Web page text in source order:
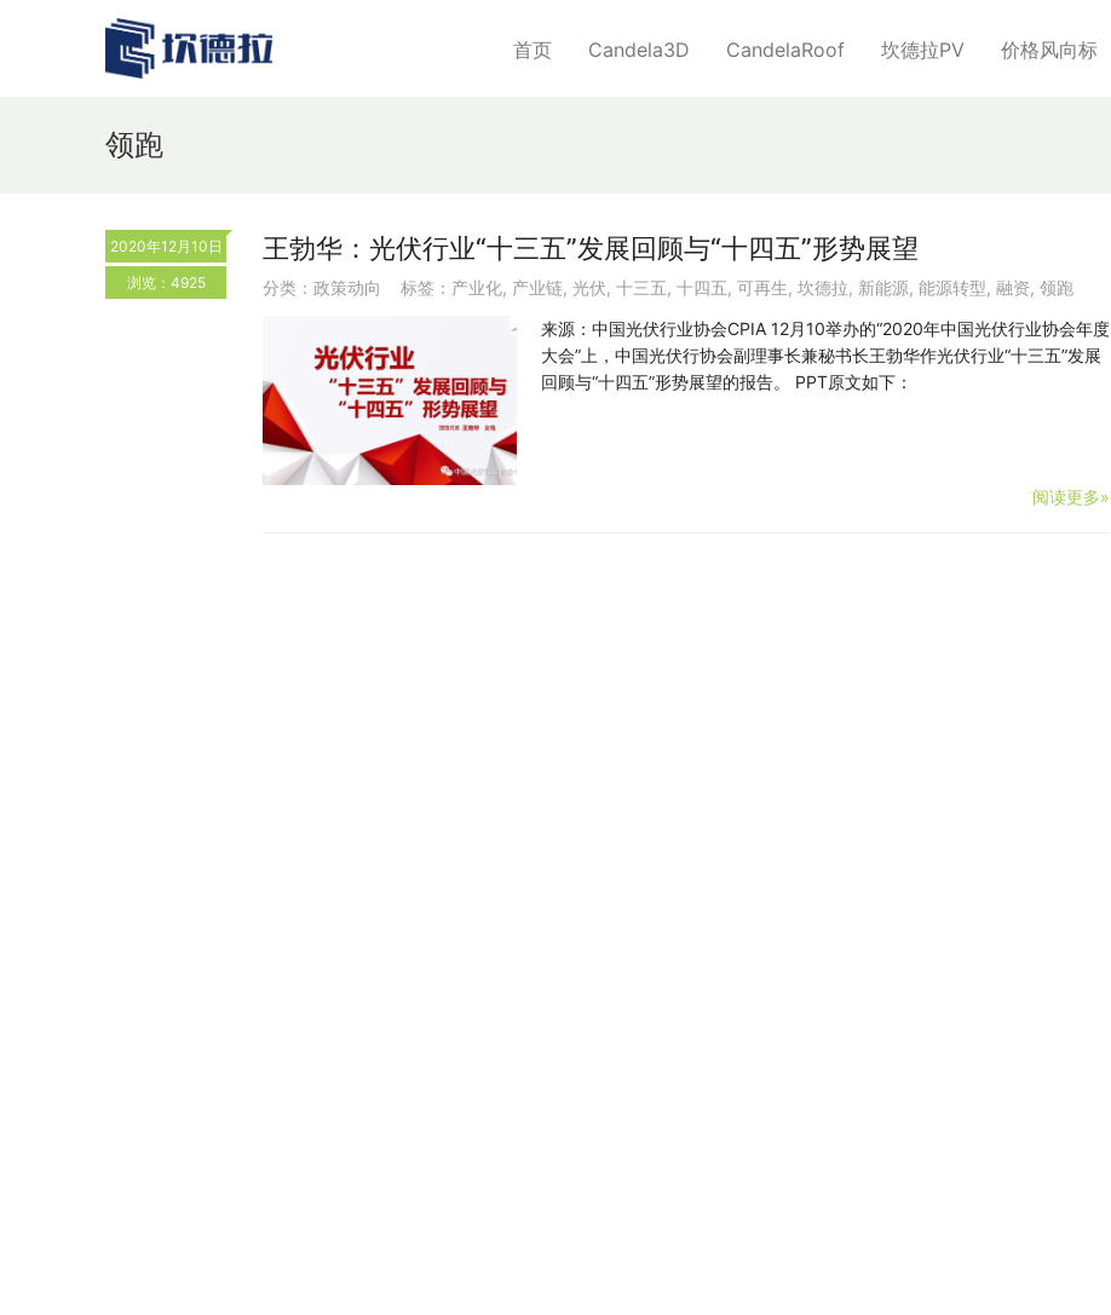
首页 Candela3D CandelaRoof 坎德拉PV 价格风向标
领跑
2020年12月10日
浏览：4925
王勃华：光伏行业“十三五”发展回顾与“十四五”形势展望
分类： 政策动向 标签： 产业化, 产业链, 光伏, 十三五, 十四五, 可再生, 坎德拉, 新能源, 能源转型, 融资, 领跑
来源：中国光伏行业协会CPIA 12月10举办的“2020年中国光伏行业协会年度
大会”上，中国光伏行协会副理事长兼秘书长王勃华作光伏行业“十三五”发展
回顾与“十四五”形势展望的报告。 PPT原文如下：
阅读更多»